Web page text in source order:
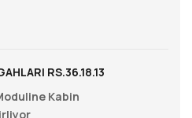
RS.36.18.13
Kabin